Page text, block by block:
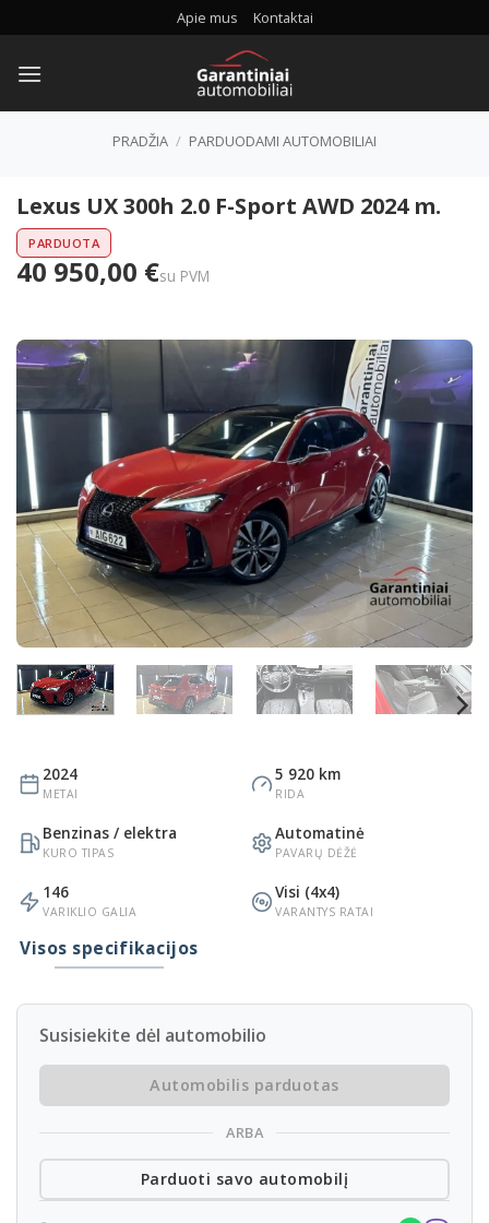
to
content
Apie mus Kontaktai
PRADŽIA / PARDUODAMI AUTOMOBILIAI
Lexus UX 300h 2.0 F-Sport AWD 2024 m.
PARDUOTA
40 950,00 €su PVM
2024
METAI
5 920 km
RIDA
Benzinas / elektra
KURO TIPAS
Automatinė
PAVARŲ DĖŽĖ
146
VARIKLIO GALIA
Visi (4x4)
VARANTYS RATAI
Visos specifikacijos
Susisiekite dėl automobilio
Automobilis parduotas
ARBA
Parduoti savo automobilį